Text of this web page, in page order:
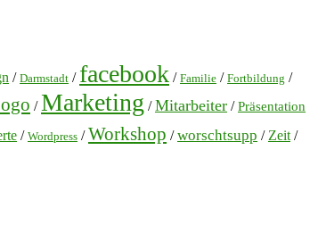
/ Darmstadt / facebook / Familie / Fortbildung /
/Marketing /Mitarbeiter /Präsentation
/ Wordpress /Workshop /worschtsupp / Zeit /